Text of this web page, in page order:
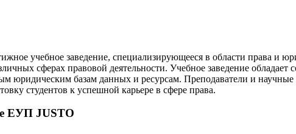
учебное заведение, специализирующееся в области права и
сферах правовой деятельности. Учебное заведение
юридическим базам данных и ресурсам. Преподаватели и
студентов к успешной карьере в сфере права.
ЕУП JUSTO